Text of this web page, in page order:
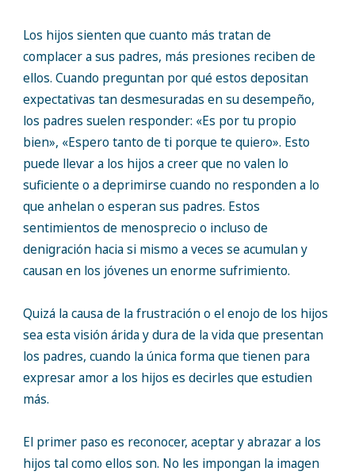
Los hijos sienten que cuanto más tratan de
complacer a sus padres, más presiones reciben de
ellos. Cuando preguntan por qué estos depositan
expectativas tan desmesuradas en su desempeño,
los padres suelen responder: «Es por tu propio
bien», «Espero tanto de ti porque te quiero». Esto
puede llevar a los hijos a creer que no valen lo
suficiente o a deprimirse cuando no responden a lo
que anhelan o esperan sus padres. Estos
sentimientos de menosprecio o incluso de
denigración hacia si mismo a veces se acumulan y
causan en los jóvenes un enorme sufrimiento.
Quizá la causa de la frustración o el enojo de los hijos
sea esta visión árida y dura de la vida que presentan
los padres, cuando la única forma que tienen para
expresar amor a los hijos es decirles que estudien
más.
El primer paso es reconocer, aceptar y abrazar a los
hijos tal como ellos son. No les impongan la imagen